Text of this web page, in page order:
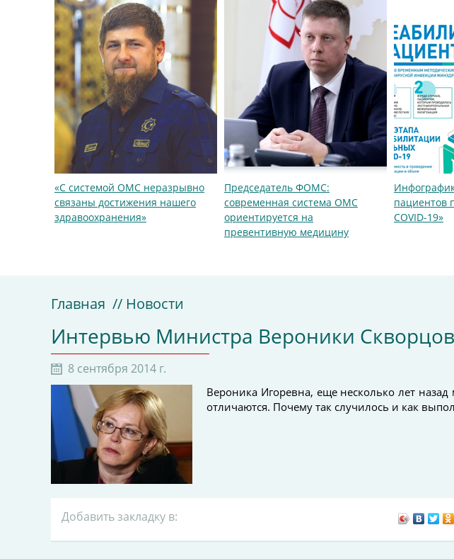
«С системой ОМС неразрывно
связаны достижения нашего
здравоохранения»
Председатель ФОМС:
современная система ОМС
ориентируется на
превентивную медицину
пациентов
COVID-19»
Главная // Новости
Интервью Министра Вероники
8 сентября 2014 г.
Вероника Игоревна, еще несколько лет
отличаются. Почему так случилось и как
Добавить закладку в: